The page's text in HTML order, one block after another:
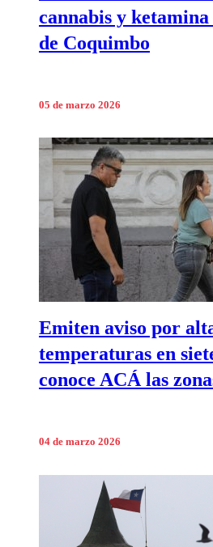
cannabis y
de Coquimbo
05 de marzo 2026
Emiten aviso por
temperaturas en
conoce ACÁ las
04 de marzo 2026